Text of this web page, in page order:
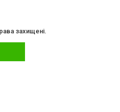
захищені.